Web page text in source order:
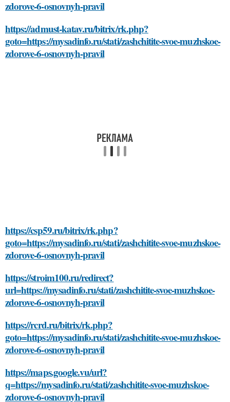
zdorove-6-osnovnyh-pravil
https://admust-katav.ru/bitrix/rk.php?
goto=https://mysadinfo.ru/stati/zashchitite-svoe-muzhskoe-
zdorove-6-osnovnyh-pravil
https://csp59.ru/bitrix/rk.php?
goto=https://mysadinfo.ru/stati/zashchitite-svoe-muzhskoe-
zdorove-6-osnovnyh-pravil
https://stroim100.ru/redirect?
url=https://mysadinfo.ru/stati/zashchitite-svoe-muzhskoe-
zdorove-6-osnovnyh-pravil
https://rcrd.ru/bitrix/rk.php?
goto=https://mysadinfo.ru/stati/zashchitite-svoe-muzhskoe-
zdorove-6-osnovnyh-pravil
https://maps.google.vu/url?
q=https://mysadinfo.ru/stati/zashchitite-svoe-muzhskoe-
zdorove-6-osnovnyh-pravil